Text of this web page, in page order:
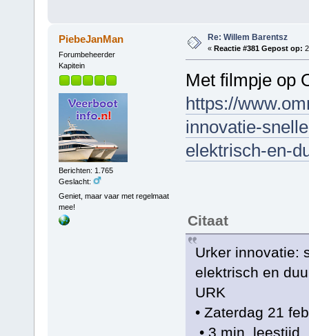
PiebeJanMan
Forumbeheerder
Kapitein
Berichten: 1.765
Geslacht:
Geniet, maar vaar met regelmaat
mee!
Re: Willem Barentsz
« Reactie #381 Gepost op:
Met filmpje op
https://
innovatie-
elektrisch-en-
Citaat
Urker innovatie:
elektrisch en
URK
• Zaterdag 21
• 3 min. leestijd